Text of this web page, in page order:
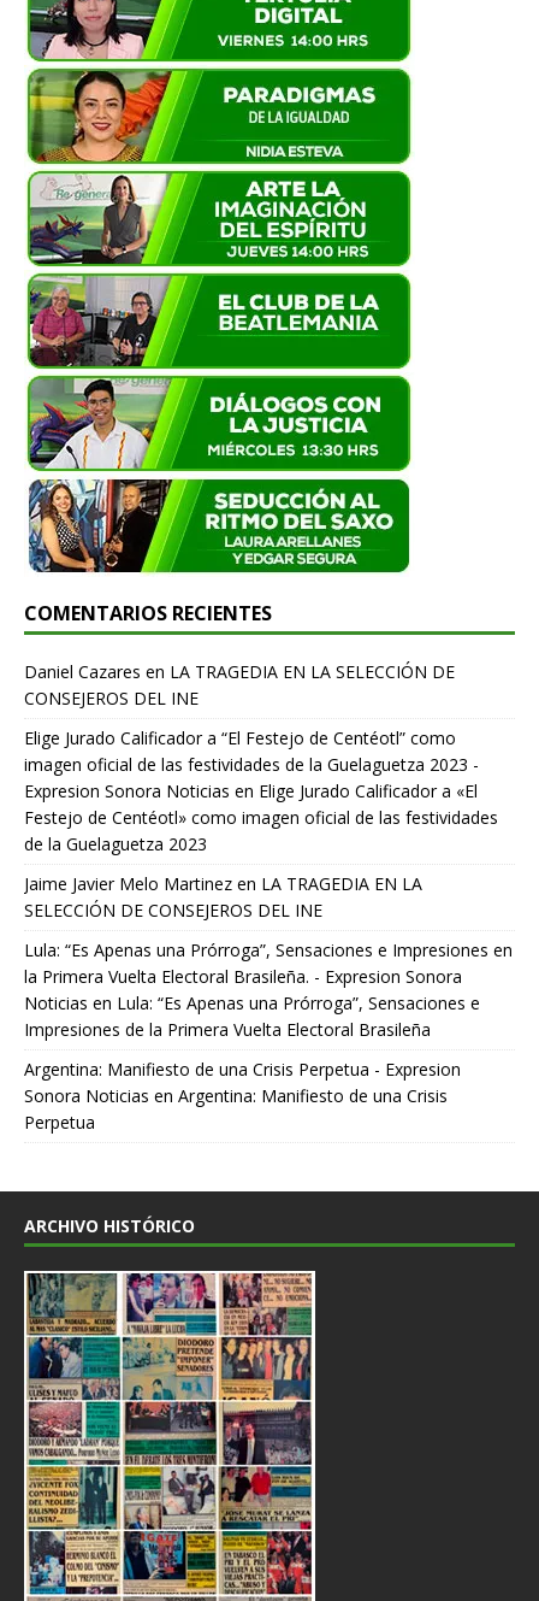
COMENTARIOS RECIENTES
Daniel Cazares en LA TRAGEDIA EN LA SELECCIÓN DE
CONSEJEROS DEL INE
Elige Jurado Calificador a “El Festejo de Centéotl” como
imagen oficial de las festividades de la Guelaguetza 2023 -
Expresion Sonora Noticias en Elige Jurado Calificador a «El
Festejo de Centéotl» como imagen oficial de las festividades
de la Guelaguetza 2023
Jaime Javier Melo Martinez en LA TRAGEDIA EN LA
SELECCIÓN DE CONSEJEROS DEL INE
Lula: “Es Apenas una Prórroga”, Sensaciones e Impresiones en
la Primera Vuelta Electoral Brasileña. - Expresion Sonora
Noticias en Lula: “Es Apenas una Prórroga”, Sensaciones e
Impresiones de la Primera Vuelta Electoral Brasileña
Argentina: Manifiesto de una Crisis Perpetua - Expresion
Sonora Noticias en Argentina: Manifiesto de una Crisis
Perpetua
ARCHIVO HISTÓRICO